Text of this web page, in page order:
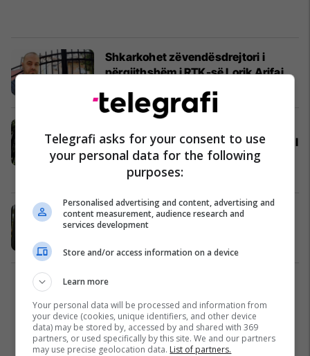
Shkarkohet zëvendësdrejtori i
përgjithshëm i RTK-së Lorik Arifaj
drejtor të RTK-së, u.d. drejtori aktual
Ahmetxhekaj merr më së shumti
pikë
Kosovë 19/03/2022
Tetë kandidatët që janë ftuar në
intervistë për drejtor të RTK-së
Telegrafi asks for your consent to use
your personal data for the following
purposes:
Personalised advertising and content, advertising and
content measurement, audience research and
services development
Store and/or access information on a device
Learn more
Your personal data will be processed and information from
your device (cookies, unique identifiers, and other device
data) may be stored by, accessed by and shared with 369
partners, or used specifically by this site. We and our partners
may use precise geolocation data. List of partners.